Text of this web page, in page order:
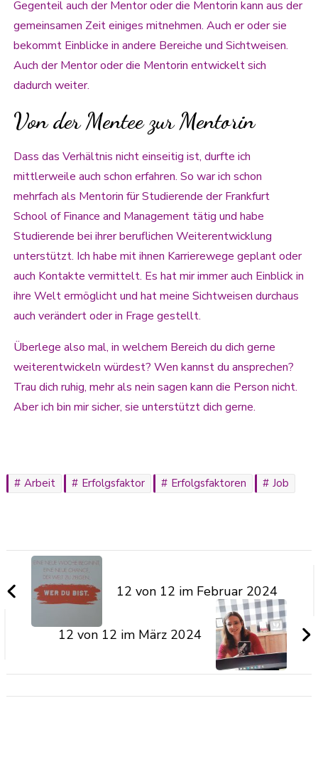
Gegenteil auch der Mentor oder die Mentorin kann aus der
gemeinsamen Zeit einiges mitnehmen. Auch er oder sie
bekommt Einblicke in andere Bereiche und Sichtweisen.
Auch der Mentor oder die Mentorin entwickelt sich
dadurch weiter.
Von der Mentee zur Mentorin
Dass das Verhältnis nicht einseitig ist, durfte ich
mittlerweile auch schon erfahren. So war ich schon
mehrfach als Mentorin für Studierende der Frankfurt
School of Finance and Management tätig und habe
Studierende bei ihrer beruflichen Weiterentwicklung
unterstützt. Ich habe mit ihnen Karrierewege geplant oder
auch Kontakte vermittelt. Es hat mir immer auch Einblick in
ihre Welt ermöglicht und hat meine Sichtweisen durchaus
auch verändert oder in Frage gestellt.
Überlege also mal, in welchem Bereich du dich gerne
weiterentwickeln würdest? Wen kannst du ansprechen?
Trau dich ruhig, mehr als nein sagen kann die Person nicht.
Aber ich bin mir sicher, sie unterstützt dich gerne.
Arbeit Erfolgsfaktor Erfolgsfaktoren Job
12 von 12 im Februar 2024
12 von 12 im März 2024